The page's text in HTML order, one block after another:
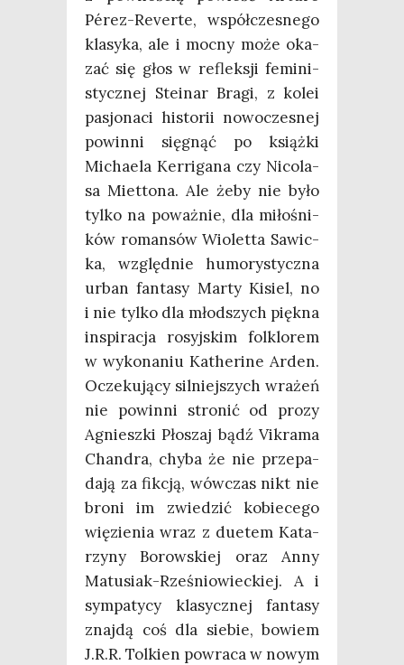
Pérez-Rever­te, współ­cze­sne­go
kla­sy­ka, ale i moc­ny może oka­
zać się głos w reflek­sji femi­ni­
stycz­nej Ste­inar Bra­gi, z kolei
pasjo­na­ci histo­rii nowo­cze­snej
powin­ni się­gnąć po książ­ki
Micha­ela Ker­ri­ga­na czy Nico­la­
sa Miet­to­na. Ale żeby nie było
tyl­ko na poważ­nie, dla miło­śni­
ków roman­sów Wio­let­ta Sawic­
ka, względ­nie humo­ry­stycz­na
urban fan­ta­sy Mar­ty Kisiel, no
i nie tyl­ko dla młod­szych pięk­na
inspi­ra­cja rosyj­skim folk­lo­rem
w wyko­na­niu Kathe­ri­ne Arden.
Ocze­ku­ją­cy sil­niej­szych wra­żeń
nie powin­ni stro­nić od pro­zy
Agniesz­ki Pło­szaj bądź Vikra­ma
Chan­dra, chy­ba że nie prze­pa­
da­ją za fik­cją, wów­czas nikt nie
bro­ni im zwie­dzić kobie­ce­go
wię­zie­nia wraz z duetem Kata­
rzy­ny Borow­skiej oraz Anny
Matu­siak-Rze­śnio­wiec­kiej. A i
sym­pa­ty­cy kla­sycz­nej fan­ta­sy
znaj­dą coś dla sie­bie, bowiem
J.R.R. Tol­kien powra­ca w nowym